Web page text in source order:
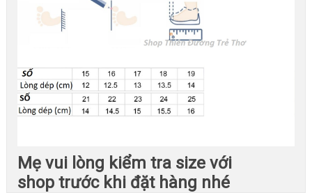
Mẹ vui lòng kiểm tra size với
shop trước khi đặt hàng nhé